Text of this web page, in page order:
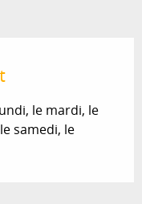
le mardi, le
samedi, le